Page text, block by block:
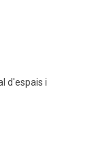
d'espais i